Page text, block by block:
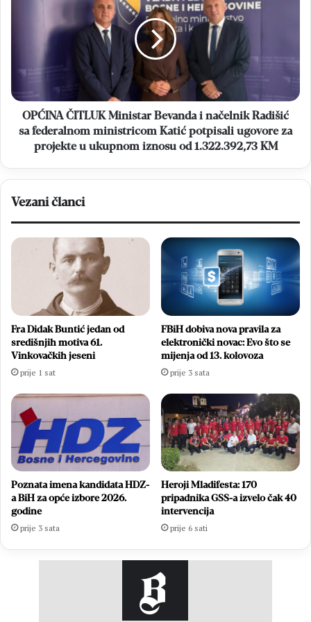
načelnik
Radišić
federalnom
ministricom
Katić
potpisali
za
u
od
1.322.392,73
OPĆINA ČITLUK Ministar Bevanda i načelnik Radišić
sa federalnom ministricom Katić potpisali ugovore za
projekte u ukupnom iznosu od 1.322.392,73 KM
Vezani članci
Fra Didak Buntić jedan od
središnjih motiva 61.
Vinkovačkih jeseni
prije 1 sat
FBiH dobiva nova pravila za
elektronički novac: Evo što se
mijenja od 13. kolovoza
prije 3 sata
Poznata imena kandidata HDZ-
a BiH za opće izbore 2026.
godine
prije 3 sata
Heroji Mladifesta: 170
pripadnika GSS-a izvelo čak 40
intervencija
prije 6 sati